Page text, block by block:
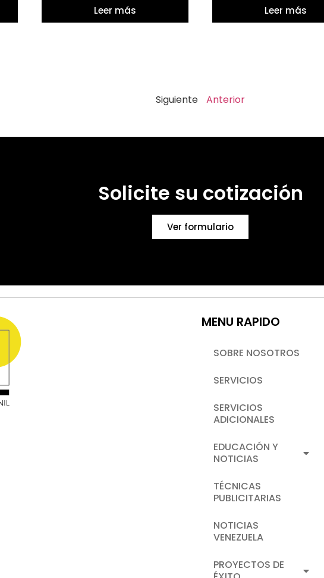
Leer más Leer más
Siguiente Anterior
Solicite su cotización
Ver formulario
MENU RAPIDO
SOBRE NOSOTROS
SERVICIOS
SERVICIOS
ADICIONALES
EDUCACIÓN Y
NOTICIAS
TÉCNICAS
PUBLICITARIAS
NOTICIAS
VENEZUELA
PROYECTOS DE